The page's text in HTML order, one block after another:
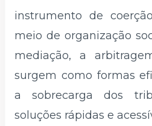
instrumento de
meio de organização
mediação, a
surgem como formas
a sobrecarga dos
soluções rápidas e